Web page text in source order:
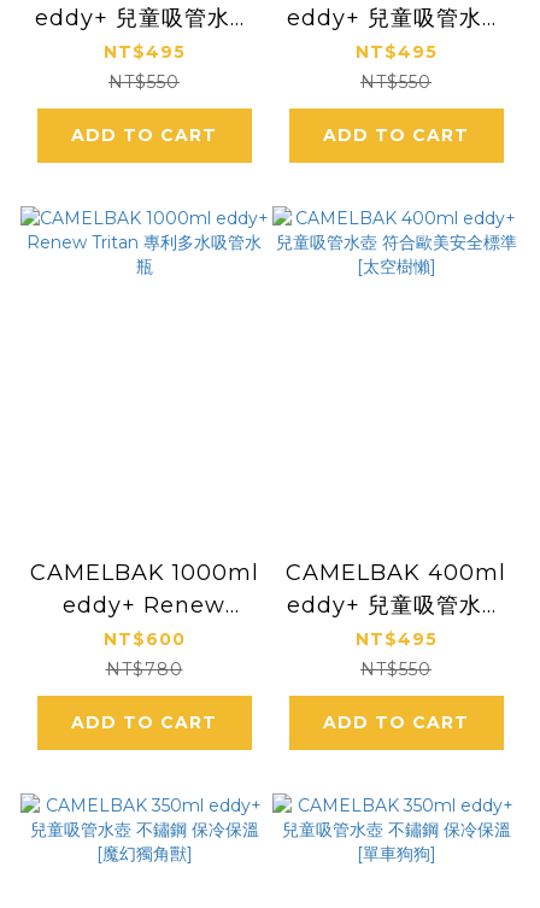
eddy+ 兒童吸管水壺
符合歐美安全標準 [彩
色蝴蝶]
NT$495
NT$550
ADD TO CART
eddy+ 兒童吸管水壺
符合歐美安全標準 [滑
雪雪人]
NT$495
NT$550
ADD TO CART
CAMELBAK 1000ml
eddy+ Renew
Tritan 專利多水吸管
水瓶
NT$600
NT$780
ADD TO CART
CAMELBAK 400ml
eddy+ 兒童吸管水壺
符合歐美安全標準 [太
空樹懶]
NT$495
NT$550
ADD TO CART